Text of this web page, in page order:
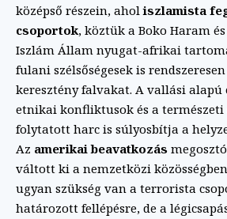
középső részein, aholiszlamista
csoportok, köztük a Boko Haram és
Iszlám Állam nyugat-afrikai
fulani szélsőségesek is
keresztény falvakat. A vallási
etnikai konfliktusok és a
folytatott harc is súlyosbítja a
Az amerikai beavatkozás
váltott ki a nemzetközi
ugyan szükség van a terrorista
határozott fellépésre, de a